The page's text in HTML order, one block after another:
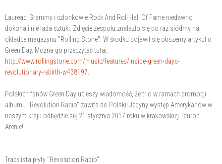
Laureaci Grammy i członkowie Rock And Roll Hall Of Fame niedawno
dokonali nie lada sztuki. Zdjęcie zespołu znalazło się po raz siódmy na
okładce magazynu "Rolling Stone". W środku pojawił się obszerny artykuł o
Green Day. Można go przeczytać tutaj:
http://www.rollingstone.com/music/features/inside-green-days-
revolutionary-rebirth-w438197.
Polskich fanów Green Day ucieszy wiadomość, że trio w ramach promocji
albumu "Revolution Radio" zawita do Polski! Jedyny występ Amerykanów w
naszym kraju odbędzie się 21 stycznia 2017 roku w krakowskiej Tauron
Arenie!
Tracklista płyty "Revolution Radio":